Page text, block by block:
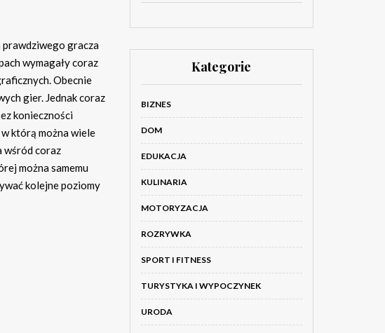
prawdziwego gracza
wymagały coraz
Obecnie
gier. Jednak coraz
konieczności
którą można wiele
wśród coraz
można samemu
kolejne poziomy
Kategorie
BIZNES
DOM
EDUKACJA
KULINARIA
MOTORYZACJA
ROZRYWKA
SPORT I FITNESS
TURYSTYKA I WYPOCZYNEK
URODA